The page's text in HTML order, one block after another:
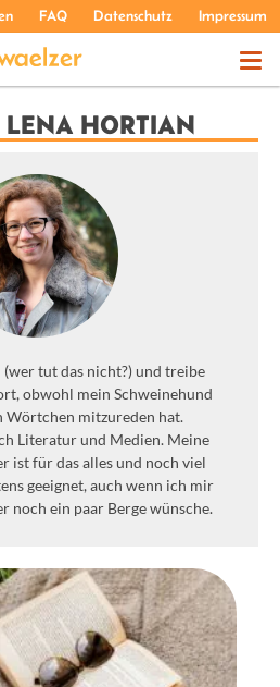
FAQ Datenschutz Impressum
THEMEN
UNS
LENA HORTIAN
(wer tut das nicht?) und treibe
obwohl mein Schweinehund
Wörtchen mitzureden hat.
Literatur und Medien. Meine
ist für das alles und noch viel
geeignet, auch wenn ich mir
noch ein paar Berge wünsche.